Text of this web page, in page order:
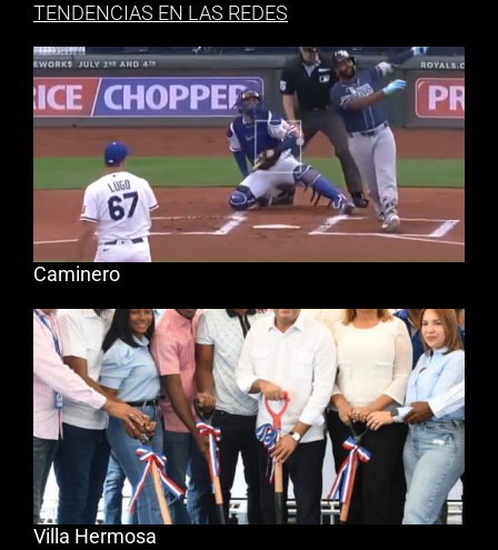
TENDENCIAS EN LAS REDES
Caminero
Villa Hermosa